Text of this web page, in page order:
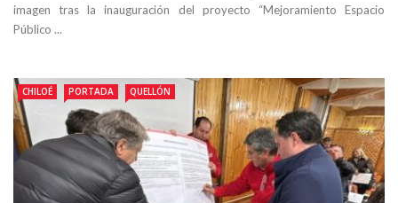
imagen tras la inauguración del proyecto “Mejoramiento Espacio
Público ...
CHILOÉ PORTADA QUELLÓN